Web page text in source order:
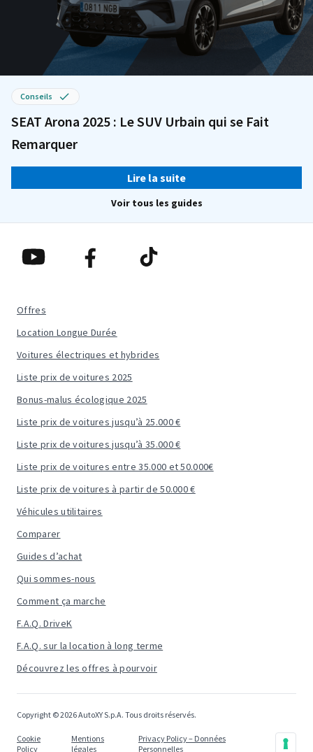
Conseils
SEAT Arona 2025 : Le SUV Urbain qui se Fait
Remarquer
Lire la suite
Voir tous les guides
Offres
Location Longue Durée
Voitures électriques et hybrides
Liste prix de voitures 2025
Bonus-malus écologique 2025
Liste prix de voitures jusqu’à 25.000 €
Liste prix de voitures jusqu’à 35.000 €
Liste prix de voitures entre 35.000 et 50.000€
Liste prix de voitures à partir de 50.000 €
Véhicules utilitaires
Comparer
Guides d’achat
Qui sommes-nous
Comment ça marche
F.A.Q. DriveK
F.A.Q. sur la location à long terme
Découvrez les offres à pourvoir
Copyright © 2026 AutoXY S.p.A. Tous droits réservés.
Cookie
Policy
Mentions
légales
Privacy Policy – Données
Personnelles